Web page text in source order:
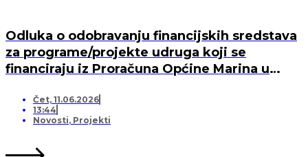
Odluka o odobravanju financijskih sredstava
za programe/projekte udruga koji se
financiraju iz Proračuna Općine Marina u
Čet, 11.06.2026
13:44
Novosti, Projekti